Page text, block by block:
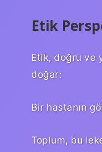
Etik
Etik, doğru ve
doğar:
Bir hastanın
Toplum, bu